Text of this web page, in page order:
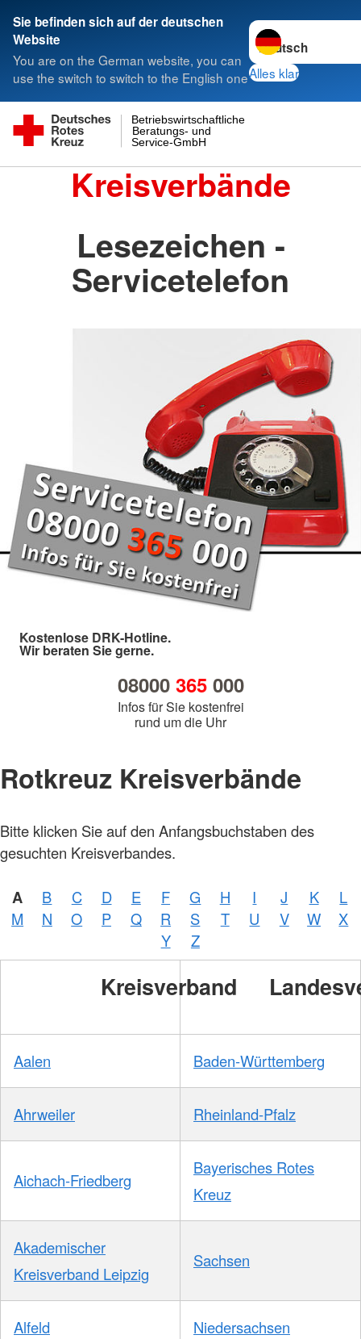
Sie befinden sich auf der deutschen
Website
You are on the German website, you can
use the switch to switch to the English one
Sprache wechseln
Alles klar
Service-GmbH
Beratungs- und
Betriebswirtschaftliche
Kreisverbände
Lesezeichen -
Servicetelefon
Kostenlose DRK-Hotline.
Wir beraten Sie gerne.
08000 365000
Infos für Sie kostenfrei
rund um die Uhr
Rotkreuz Kreisverbände
Bitte klicken Sie auf den Anfangsbuchstaben des
gesuchten Kreisverbandes.
A B C D E F G H I J K
L
M
N O P Q R S T U V W
X
Y
Z
Kreisverband
Aalen Baden-Württemberg
Ahrweiler Rheinland-Pfalz
Aichach-Friedberg
Bayerisches Rotes
Kreuz
Akademischer
Kreisverband Leipzig
Sachsen
Alfeld Niedersachsen